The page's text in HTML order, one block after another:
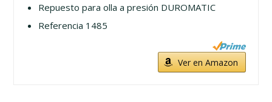
Repuesto para olla a presión DUROMATIC
Referencia 1485
Ver en Amazon